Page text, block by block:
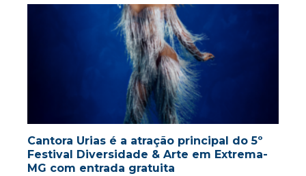
Cantora Urias é a atração principal do 5º
Festival Diversidade & Arte em Extrema-
MG com entrada gratuita